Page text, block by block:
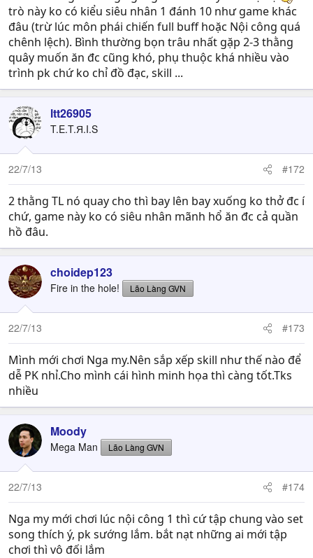
trò này ko có kiểu siêu nhân 1 đánh 10 như game khác
đâu (trừ lúc môn phái chiến full buff hoặc Nội công quá
chênh lệch). Bình thường bọn trâu nhất gặp 2-3 thằng
quây muốn ăn đc cũng khó, phụ thuộc khá nhiều vào
trình pk chứ ko chỉ đồ đạc, skill ...
ltt26905
T.E.T.Я.I.S
22/7/13 #172
2 thằng TL nó quay cho thì bay lên bay xuống ko thở đc í
chứ, game này ko có siêu nhân mãnh hổ ăn đc cả quần
hồ đâu.
choidep123
Fire in the hole! Lão Làng GVN
22/7/13 #173
Mình mới chơi Nga my.Nên sắp xếp skill như thế nào để
dễ PK nhỉ.Cho mình cái hình minh họa thì càng tốt.Tks
nhiều
Moody
Mega Man Lão Làng GVN
22/7/13 #174
Nga my mới chơi lúc nội công 1 thì cứ tập chung vào set
song thích ý, pk sướng lắm. bắt nạt những ai mới tập
chơi thì vô đối lắm